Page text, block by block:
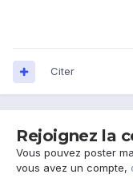
Citer
Rejoignez la
Vous pouvez poster
vous avez un compte,